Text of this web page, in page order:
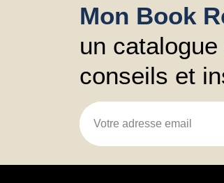
Mon Book
un catalogue
conseils et